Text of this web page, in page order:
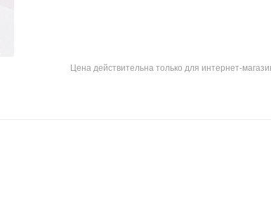
Цена действительна только для интернет-